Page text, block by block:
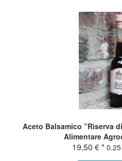
Aceto Balsamico ”Riserva
Alimentare
19,50 € *